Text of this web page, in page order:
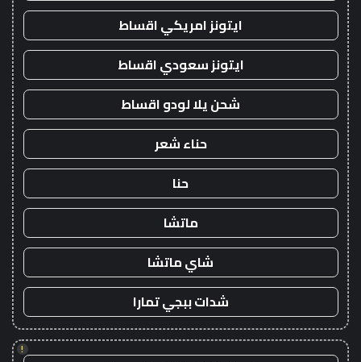
ايتونز امريكي اقساط
ايتونز سعودي اقساط
شحن يلا لودو اقساط
حناء شعر
حنا
ماتشا
شاي ماتشا
شدات ببجي تمارا
!